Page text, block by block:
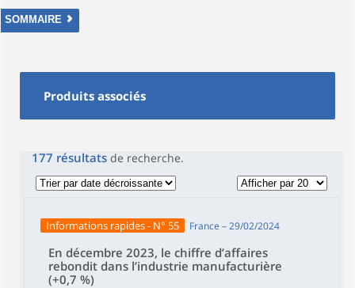
SOMMAIRE
Produits associés
177 résultats de recherche.
Informations rapides - N° 55 France – 29/02/2024
En décembre 2023, le chiffre d’affaires
rebondit dans l’industrie manufacturière
(+0,7 %)